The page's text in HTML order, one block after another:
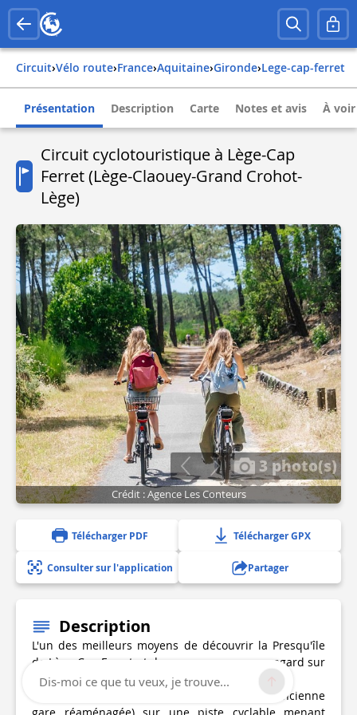
Circuit› Vélo route› france› aquitaine› gironde› lege-cap-ferret
Présentation Description Carte Notes et avis À
Circuit cyclotouristique à Lège-Cap
Ferret (Lège-Claouey-Grand Crohot-
Lège)
3 photo(s)
Crédit : Agence Les Conteurs
Télécharger PDF Télécharger GPX
Consulter sur l'application Partager
Description
L'un des meilleurs moyens de découvrir la Presqu'île
de Lège-Cap Ferret et de poser un nouveau regard sur
son patrimoine est le vélo.
Départ depuis la halte cyclotouriste de Lège (ancienne
Dis-moi ce que tu veux, je trouve...